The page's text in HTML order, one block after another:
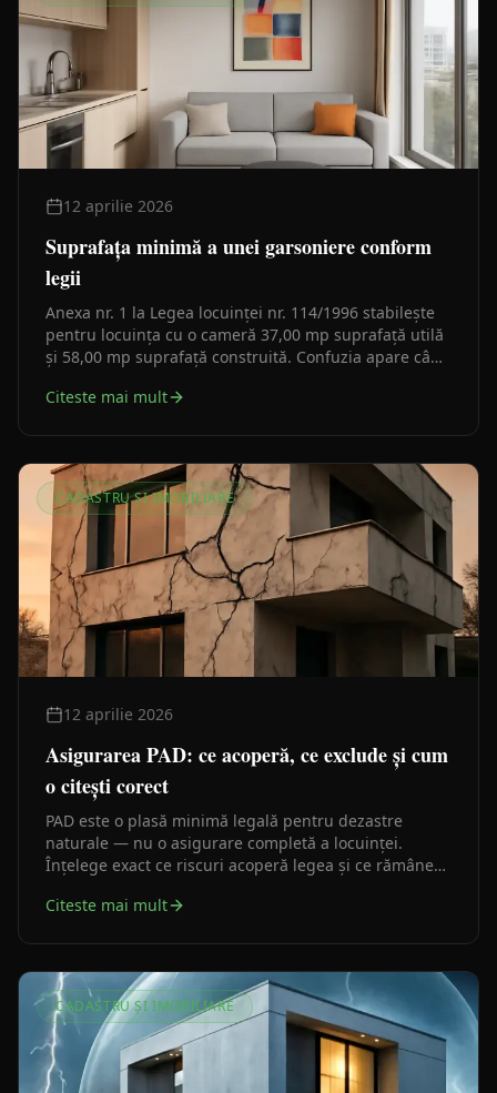
12 aprilie 2026
Suprafața minimă a unei garsoniere conform
legii
Anexa nr. 1 la Legea locuinței nr. 114/1996 stabilește
pentru locuința cu o cameră 37,00 mp suprafață utilă
și 58,00 mp suprafață construită. Confuzia apare când
proiecte.
Citeste mai mult
CADASTRU ȘI IMOBILIARE
12 aprilie 2026
Asigurarea PAD: ce acoperă, ce exclude și cum
o citești corect
PAD este o plasă minimă legală pentru dezastre
naturale — nu o asigurare completă a locuinței.
Înțelege exact ce riscuri acoperă legea și ce rămâne
Citeste mai mult
CADASTRU ȘI IMOBILIARE